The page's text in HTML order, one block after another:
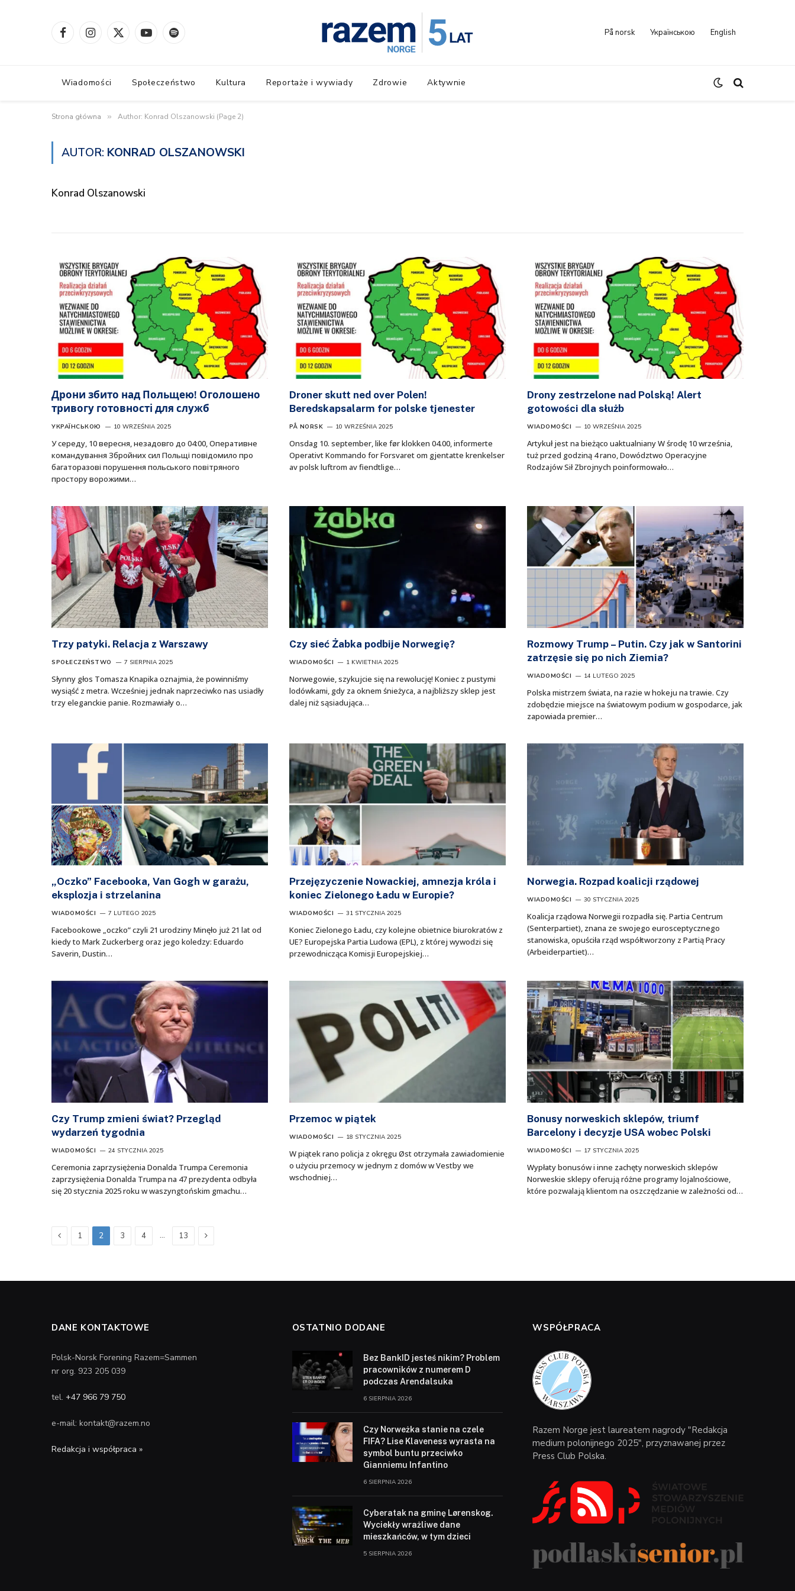
FacebookInstagram
X
YouTubeSpotify På norsk Українською English
Wiadomości Społeczeństwo Kultura Reportaże i wywiady Zdrowie Aktywnie
Strona główna » Author: Konrad Olszanowski (Page 2)
AUTOR: KONRAD OLSZANOWSKI
Konrad Olszanowski
Дрони збито над Польщею! Оголошено
тривогу готовності для служб
УКРАЇНСЬКОЮ 10 WRZEŚNIA 2025
У середу, 10 вересня, незадовго до 04:00, Оперативне
командування Збройних сил Польщі повідомило про
багаторазові порушення польського повітряного
простору ворожими…
Droner skutt ned over Polen!
Beredskapsalarm for polske tjenester
PÅ NORSK 10 WRZEŚNIA 2025
Onsdag 10. september, like før klokken 04.00, informerte
Operativt Kommando for Forsvaret om gjentatte krenkelser
av polsk luftrom av fiendtlige…
Drony zestrzelone nad Polską! Alert
gotowości dla służb
WIADOMOŚCI 10 WRZEŚNIA 2025
Artykuł jest na bieżąco uaktualniany W środę 10 września,
tuż przed godziną 4 rano, Dowództwo Operacyjne
Rodzajów Sił Zbrojnych poinformowało…
Trzy patyki. Relacja z Warszawy
SPOŁECZEŃSTWO 7 SIERPNIA 2025
Słynny głos Tomasza Knapika oznajmia, że powinniśmy
wysiąść z metra. Wcześniej jednak naprzeciwko nas usiadły
trzy eleganckie panie. Rozmawiały o…
Czy sieć Żabka podbije Norwegię?
WIADOMOŚCI 1 KWIETNIA 2025
Norwegowie, szykujcie się na rewolucję! Koniec z pustymi
lodówkami, gdy za oknem śnieżyca, a najbliższy sklep jest
dalej niż sąsiadująca…
Rozmowy Trump – Putin. Czy jak w Santorini
zatrzęsie się po nich Ziemia?
WIADOMOŚCI 14 LUTEGO 2025
Polska mistrzem świata, na razie w hokeju na trawie. Czy
zdobędzie miejsce na światowym podium w gospodarce, jak
zapowiada premier…
„Oczko” Facebooka, Van Gogh w garażu,
eksplozja i strzelanina
WIADOMOŚCI 7 LUTEGO 2025
Facebookowe „oczko” czyli 21 urodziny Minęło już 21 lat od
kiedy to Mark Zuckerberg oraz jego koledzy: Eduardo
Saverin, Dustin…
Przejęzyczenie Nowackiej, amnezja króla i
koniec Zielonego Ładu w Europie?
WIADOMOŚCI 31 STYCZNIA 2025
Koniec Zielonego Ładu, czy kolejne obietnice biurokratów z
UE? Europejska Partia Ludowa (EPL), z której wywodzi się
przewodnicząca Komisji Europejskiej…
Norwegia. Rozpad koalicji rządowej
WIADOMOŚCI 30 STYCZNIA 2025
Koalicja rządowa Norwegii rozpadła się. Partia Centrum
(Senterpartiet), znana ze swojego eurosceptycznego
stanowiska, opuściła rząd współtworzony z Partią Pracy
(Arbeiderpartiet)…
Czy Trump zmieni świat? Przegląd
wydarzeń tygodnia
WIADOMOŚCI 24 STYCZNIA 2025
Ceremonia zaprzysiężenia Donalda Trumpa Ceremonia
zaprzysiężenia Donalda Trumpa na 47 prezydenta odbyła
się 20 stycznia 2025 roku w waszyngtońskim gmachu…
Przemoc w piątek
WIADOMOŚCI 18 STYCZNIA 2025
W piątek rano policja z okręgu Øst otrzymała zawiadomienie
o użyciu przemocy w jednym z domów w Vestby we
wschodniej…
Bonusy norweskich sklepów, triumf
Barcelony i decyzje USA wobec Polski
WIADOMOŚCI 17 STYCZNIA 2025
Wypłaty bonusów i inne zachęty norweskich sklepów
Norweskie sklepy oferują różne programy lojalnościowe,
które pozwalają klientom na oszczędzanie w zależności od…
Poprzednia
1 2 3 4 … 13 Następna
DANE KONTAKTOWE
Polsk-Norsk Forening Razem=Sammen
nr org. 923 205 039
tel. +47 966 79 750
e-mail: kontakt@razem.no
Redakcja i współpraca »
OSTATNIO DODANE
Bez BankID jesteś nikim? Problem
pracowników z numerem D
podczas Arendalsuka
6 SIERPNIA 2026
Czy Norweżka stanie na czele
FIFA? Lise Klaveness wyrasta na
symbol buntu przeciwko
Gianniemu Infantino
6 SIERPNIA 2026
Cyberatak na gminę Lørenskog.
Wyciekły wrażliwe dane
mieszkańców, w tym dzieci
5 SIERPNIA 2026
WSPÓŁPRACA
Razem Norge jest laureatem nagrody "Redakcja
medium polonijnego 2025", przyznawanej przez
Press Club Polska.